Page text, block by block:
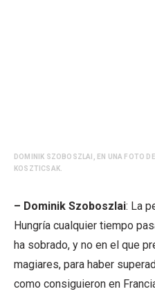
DOMINIK SZOBOSZLAI, EN UNA FOTO
KOSZTICSAK.
– Dominik Szoboszlai: La
Hungría cualquier tiempo
ha sobrado, y no en el que
magiares, para haber
como consiguieron en